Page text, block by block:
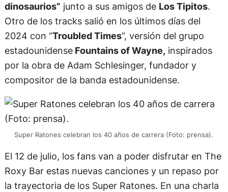
dinosaurios” junto a sus amigos de Los Tipitos.
Otro de los tracks salió en los últimos días del
2024 con “Troubled Times”, versión del grupo
estadounidenseFountains of Wayne, inspirados
por la obra de Adam Schlesinger, fundador y
compositor de la banda estadounidense.
Super Ratones celebran los 40 años de carrera (Foto: prensa).
El 12 de julio, los fans van a poder disfrutar en The
Roxy Bar estas nuevas canciones y un repaso por
la trayectoria de los Super Ratones. En una charla